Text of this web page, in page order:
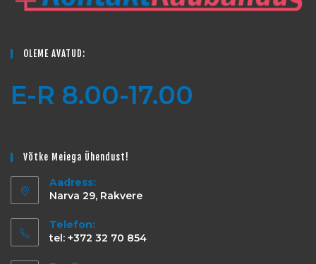
OLEME AVATUD:
E-R 8.00-17.00
Võtke Meiega Ühendust!
Aadress:
Narva 29, Rakvere
Telefon:
tel: +372 32 70 854